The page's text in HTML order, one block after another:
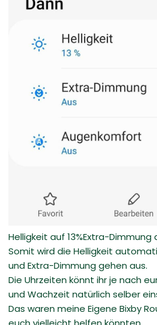
Helligkeit auf 13%Extra-
Somit wird die Helligkeit
und Extra-Dimmung gehen aus.
Die Uhrzeiten könnt ihr je nach
und Wachzeit natürlich selber
Das waren meine Eigene Bixby